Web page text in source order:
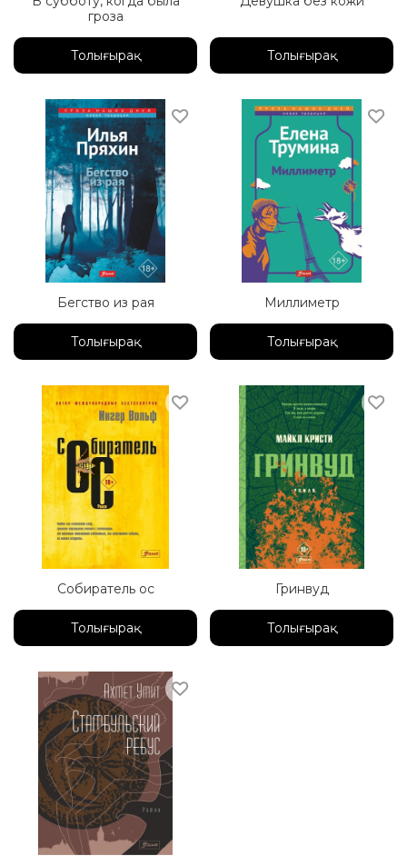
гроза
Толығырақ Толығырақ
Бегство из рая
Толығырақ
Миллиметр
Толығырақ
Собиратель ос
Толығырақ
Гринвуд
Толығырақ